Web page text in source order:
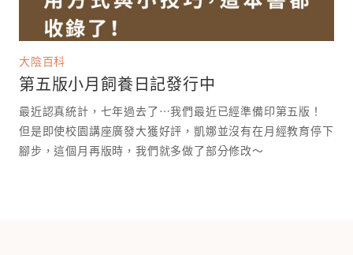
大陰百科
第五版小月飼養日記發行中
最近認真統計，七年過去了⋯我們最近已經準備印第五版！
但是即使校園講座廣發大獲好評，凱娜並沒有在月經教育停下
腳步，這個月再版時，我們就多做了部分修改～